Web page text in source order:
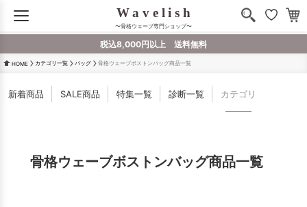
〜骨格ウェーブ専門ショップ〜
税込8,000円以上 送料無料
HOME カテゴリ一覧 バッグ 骨格ウェーブボストンバッグ商品一覧
新着商品 SALE商品 特集一覧 診断一覧 カテゴリ
骨格ウェーブボストンバッグ商品一覧